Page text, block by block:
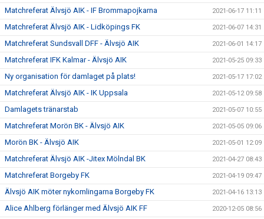
Matchreferat Älvsjö AIK - IF Brommapojkarna 2021-06-17 11:11
Matchreferat Älvsjö AIK - Lidköpings FK 2021-06-07 14:31
Matchreferat Sundsvall DFF - Älvsjö AIK 2021-06-01 14:17
Matchreferat IFK Kalmar - Älvsjö AIK 2021-05-25 09:33
Ny organisation för damlaget på plats! 2021-05-17 17:02
Matchreferat Älvsjö AIK - IK Uppsala 2021-05-12 09:58
Damlagets tränarstab 2021-05-07 10:55
Matchreferat Morön BK - Älvsjö AIK 2021-05-05 09:06
Morön BK - Älvsjö AIK 2021-05-01 12:09
Matchreferat Älvsjö AIK -Jitex Mölndal BK 2021-04-27 08:43
Matchreferat Borgeby FK 2021-04-19 09:47
Älvsjö AIK möter nykomlingarna Borgeby FK 2021-04-16 13:13
Alice Ahlberg förlänger med Älvsjö AIK FF 2020-12-05 08:56